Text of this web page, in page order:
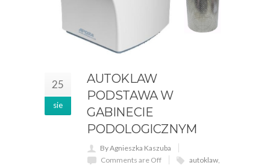
25
sie
AUTOKLAW
PODSTAWA W
GABINECIE
PODOLOGICZNYM
By Agnieszka Kaszuba
Comments are Off
autoklaw